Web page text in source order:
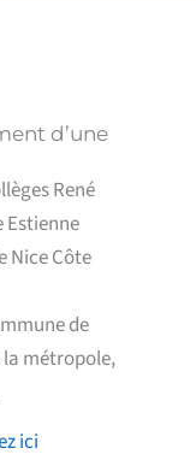
d’une
René
Estienne
Nice Côte
de
métropole,
ici